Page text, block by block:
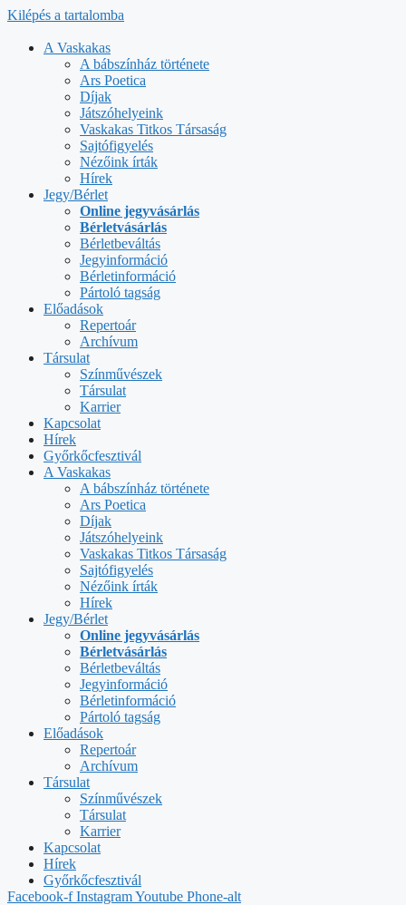
Kilépés a tartalomba
A Vaskakas
A bábszínház története
Ars Poetica
Díjak
Játszóhelyeink
Vaskakas Titkos Társaság
Sajtófigyelés
Nézőink írták
Hírek
Jegy/Bérlet
Online jegyvásárlás
Bérletvásárlás
Bérletbeváltás
Jegyinformáció
Bérletinformáció
Pártoló tagság
Előadások
Repertoár
Archívum
Társulat
Színművészek
Társulat
Karrier
Kapcsolat
Hírek
Győrkőcfesztivál
A Vaskakas
A bábszínház története
Ars Poetica
Díjak
Játszóhelyeink
Vaskakas Titkos Társaság
Sajtófigyelés
Nézőink írták
Hírek
Jegy/Bérlet
Online jegyvásárlás
Bérletvásárlás
Bérletbeváltás
Jegyinformáció
Bérletinformáció
Pártoló tagság
Előadások
Repertoár
Archívum
Társulat
Színművészek
Társulat
Karrier
Kapcsolat
Hírek
Győrkőcfesztivál
Facebook-f InstagramYoutube Phone-alt